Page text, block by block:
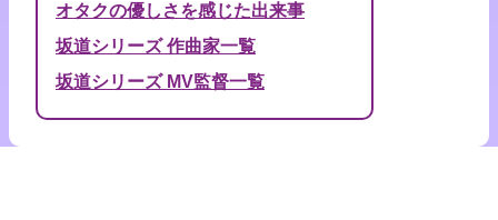
オタクの優しさを感じた出来事
坂道シリーズ 作曲家一覧
坂道シリーズ MV監督一覧